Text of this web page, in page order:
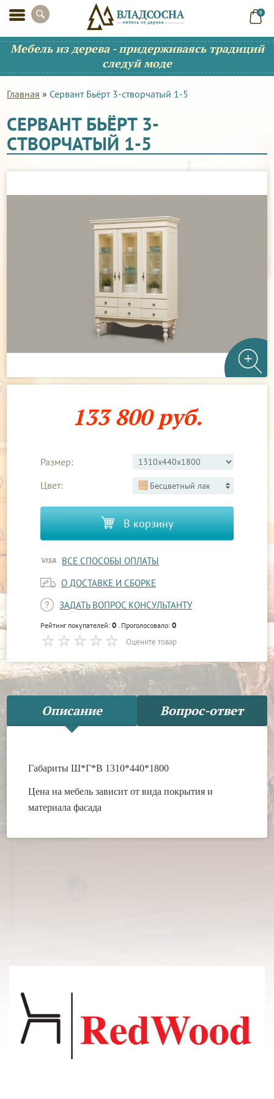
0
Мебель из дерева - придерживаясь традиций
следуй моде
Главная » Сервант Бьёрт 3-створчатый 1-5
СЕРВАНТ БЬЁРТ 3-
СТВОРЧАТЫЙ 1-5
133 800 руб.
Размер:
Цвет:
Бесцветный лак
В корзину
ВСЕ СПОСОБЫ ОПЛАТЫ
О ДОСТАВКЕ И СБОРКЕ
ЗАДАТЬ ВОПРОС КОНСУЛЬТАНТУ
Рейтинг покупателей:0 . Проголосовало:0
Оцените товар
Описание Вопрос-ответ
Габариты Ш*Г*В 1310*440*1800
Цена на мебель зависит от вида покрытия и
материала фасада